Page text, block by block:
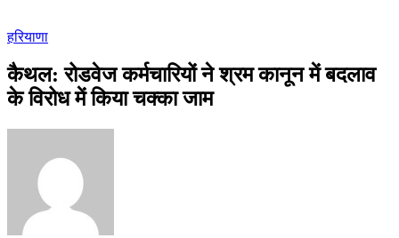
हरियाणा
कैथल: रोडवेज कर्मचारियों ने श्रम कानून में बदलाव
के विरोध में किया चक्का जाम